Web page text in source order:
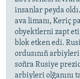
insanlar peyda
ava limanı, Keriç
obyektlerni zapt
blok etken edi.
ordusınıñ arbiyleri
soñra Rusiye
arbiyleri olğanını